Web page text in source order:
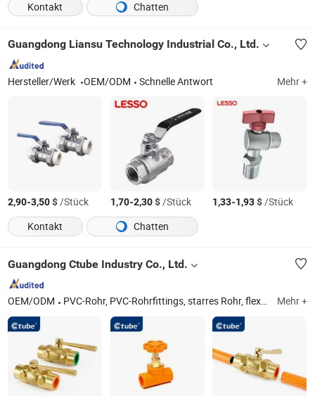
Kontakt
Chatten
Guangdong Liansu Technology Industrial Co., Ltd.
Hersteller/Werk OEM/ODM Schnelle Antwort Mehr +
2,90-3,50$/Stück 1,70-2,30$/Stück 1,33-1,93$/Stück
Kontakt
Chatten
Guangdong Ctube Industry Co., Ltd.
OEM/ODM PVC-Rohr, PVC-Rohrfittings, starres Rohr, flexibles Rohr, LSZH-Rohr, Anschlussdose, anpassbare Dose, elektrischer flexibler Schlauch, Solarohr, elektrisches Rohr Mehr +